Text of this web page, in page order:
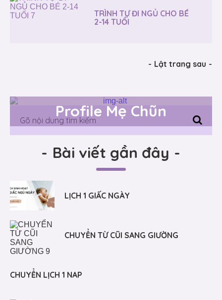
TRÌNH TỰ ĐI NGỦ CHO BÉ
2-14 TUỔI
- Lật trang sau -
Profile Mẹ Chũn
- Bài viết gần đây -
LỊCH 1 GIẤC NGÀY
CHUYỂN TỪ CŨI SANG GIƯỜNG
CHUYỂN LỊCH 1 NAP